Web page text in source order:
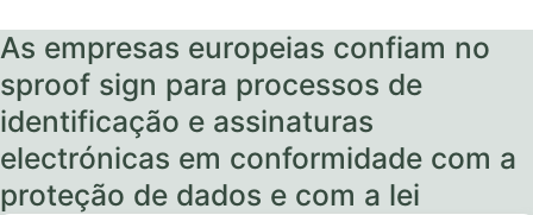
As empresas europeias confiam no
sproof sign para processos de
identificação e assinaturas
electrónicas em conformidade com a
proteção de dados e com a lei